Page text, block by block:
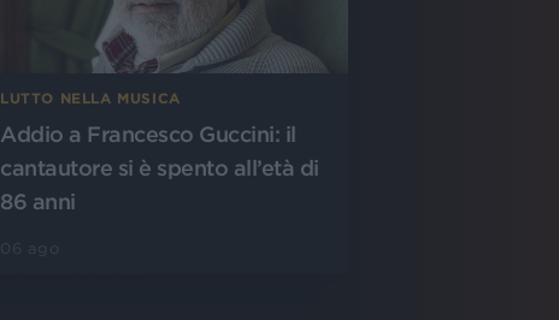
LUTTO NELLA MUSICA
Addio a Francesco Guccini: il
cantautore si è spento all’età di
86 anni